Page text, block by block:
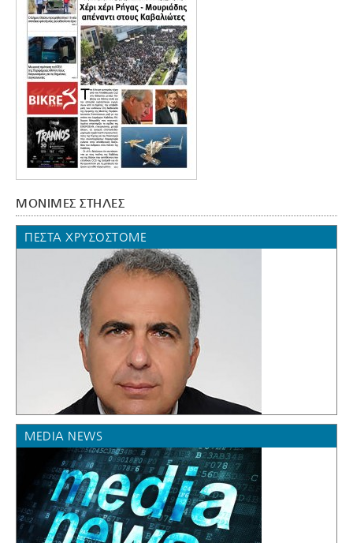
ΜΟΝΙΜΕΣ ΣΤΗΛΕΣ
ΠΈΣΤΑ ΧΡΥΣΌΣΤΟΜΕ
MEDIA NEWS